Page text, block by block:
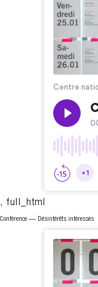
, full_html
Conférence — Désintérêts intéressés